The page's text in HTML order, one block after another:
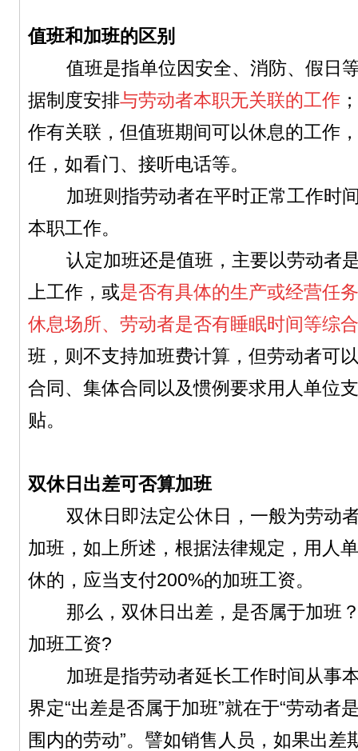
值班和加班的区别
值班是指单位因安全、消防、假日等
据制度安排与劳动者本职无关联的工作
作有关联，但值班期间可以休息的工作
任，如看门、接听电话等。
加班则指劳动者在平时正常工作时间
本职工作。
认定加班还是值班，主要以劳动者是
上工作，或是否有具体的生产或经营任
休息场所、劳动者是否有睡眠时间等综
班，则不支持加班费计算，但劳动者可
合同、集体合同以及惯例要求用人单位
贴。
双休日出差可否算加班
双休日即法定公休日，一般为劳动者
加班，如上所述，根据法律规定，用人
休的，应当支付200%的加班工资。
那么，双休日出差，是否属于加班？
加班工资?
加班是指劳动者延长工作时间从事本
界定“出差是否属于加班”就在于“劳动者
围内的劳动”。譬如销售人员，如果出差